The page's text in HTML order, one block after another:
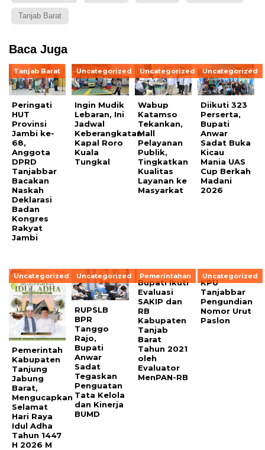
Tanjab Barat
Baca Juga
Tanjab Barat
Peringati
HUT
Provinsi
Jambi ke-
68,
Anggota
DPRD
Tanjabbar
Bacakan
Naskah
Deklarasi
Badan
Kongres
Rakyat
Jambi
Uncategorized
Ingin Mudik
Lebaran, Ini
Jadwal
Keberangkatan
Kapal Roro
Kuala
Tungkal
Uncategorized
Wabup
Katamso
Tekankan,
Mall
Pelayanan
Publik,
Tingkatkan
Kualitas
Layanan ke
Masyarkat
Uncategorized
Diikuti 323
Perserta,
Bupati
Anwar
Sadat Buka
Kicau
Mania UAS
Cup Berkah
Madani
2026
Uncategorized
Pemerintah
Kabupaten
Tanjung
Jabung
Barat,
Mengucapkan
Selamat
Hari Raya
Idul Adha
Tahun 1447
H 2026 M
Uncategorized
RUPSLB
BPR
Tanggo
Rajo,
Bupati
Anwar
Sadat
Tegaskan
Penguatan
Tata Kelola
dan Kinerja
BUMD
Pemerintahan
Bupati Ikuti
Evaluasi
SAKIP dan
RB
Kabupaten
Tanjab
Barat
Tahun 2021
oleh
Evaluator
MenPAN-RB
Uncategorized
KPU
Tanjabbar
Pengundian
Nomor Urut
Paslon